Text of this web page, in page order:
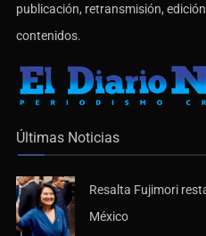
publicación, retransmisión,
contenidos.
Últimas Noticias
Resalta Fujimori
México